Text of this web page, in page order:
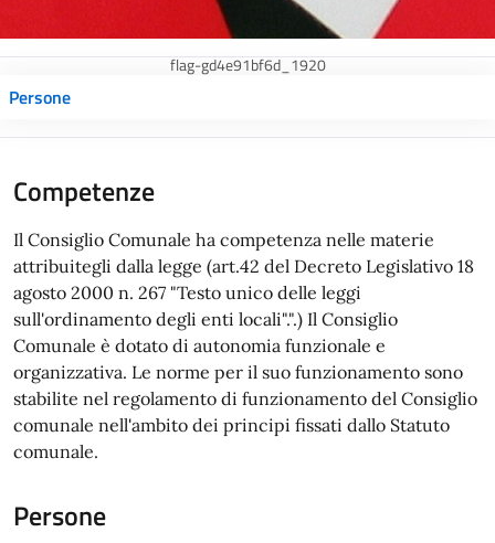
flag-gd4e91bf6d_1920
Persone
Competenze
Il Consiglio Comunale ha competenza nelle materie
attribuitegli dalla legge (art.42 del Decreto Legislativo 18
agosto 2000 n. 267 "Testo unico delle leggi
sull'ordinamento degli enti locali".".) Il Consiglio
Comunale è dotato di autonomia funzionale e
organizzativa. Le norme per il suo funzionamento sono
stabilite nel regolamento di funzionamento del Consiglio
comunale nell'ambito dei principi fissati dallo Statuto
comunale.
Persone